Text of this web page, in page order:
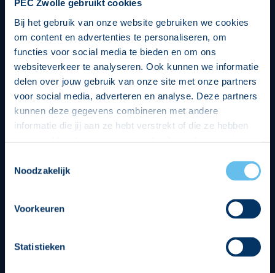
PEC Zwolle gebruikt cookies
Bij het gebruik van onze website gebruiken we cookies
om content en advertenties te personaliseren, om
functies voor social media te bieden en om ons
websiteverkeer te analyseren. Ook kunnen we informatie
delen over jouw gebruik van onze site met onze partners
voor social media, adverteren en analyse. Deze partners
kunnen deze gegevens combineren met andere
informatie die jij aan ze hebt verstrekt of die ze hebben
op een veilige en integere wijze. Je kunt je toestemming
beheren op de privacy- en cookieverklaring pagina.
Noodzakelijk
Voorkeuren
Statistieken